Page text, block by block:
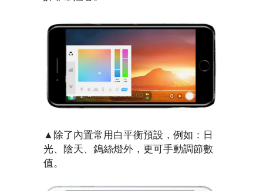
▲除了內置常用白平衡預設，例如：日
光、陰天、鎢絲燈外，更可手動調節數
值。